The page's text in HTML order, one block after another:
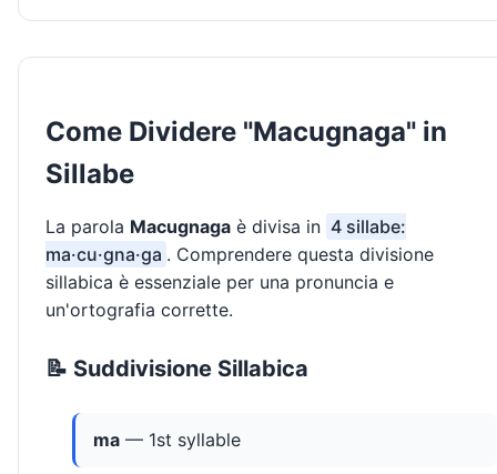
Come Dividere "Macugnaga" in
Sillabe
La parola Macugnaga è divisa in 4 sillabe:
ma·cu·gna·ga . Comprendere questa divisione
sillabica è essenziale per una pronuncia e
un'ortografia corrette.
📝 Suddivisione Sillabica
ma — 1st syllable